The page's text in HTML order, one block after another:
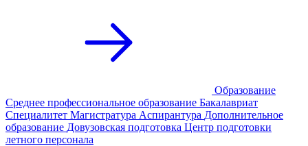
Образование
Среднее профессиональное образование Бакалавриат
Специалитет Магистратура Аспирантура Дополнительное
образование Довузовская подготовка Центр подготовки
летного персонала